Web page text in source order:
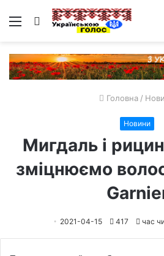
Меню Пошук
Головна /
Новини
Мигдаль і
зміцнюємо
2021-04-15 417 час